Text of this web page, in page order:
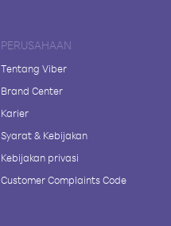
PERUSAHAAN
Tentang Viber
Brand Center
Karier
Syarat & Kebijakan
Kebijakan privasi
Customer Complaints Code